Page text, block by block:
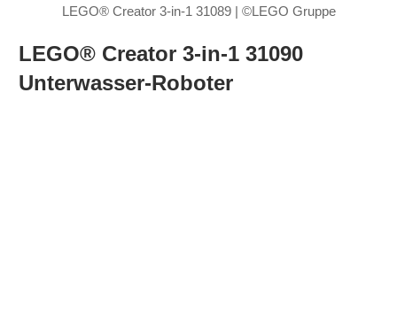
LEGO® Creator 3-in-1 31089 | ©LEGO Gruppe
LEGO® Creator 3-in-1 31090
Unterwasser-Roboter